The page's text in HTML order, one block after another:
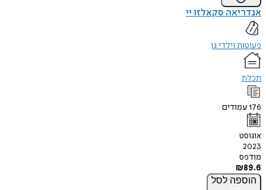
אנדריאה סקאלזו יי
פעוטות וילדי גן
תכלת
176עמודים
אוגוסט
2023
מודפס
₪89.6
הוספה לסל